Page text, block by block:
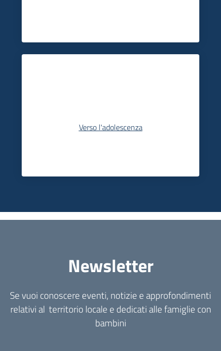
Verso l'adolescenza
Newsletter
Se vuoi conoscere eventi, notizie e approfondimenti
relativi al territorio locale e dedicati alle famiglie con
bambini